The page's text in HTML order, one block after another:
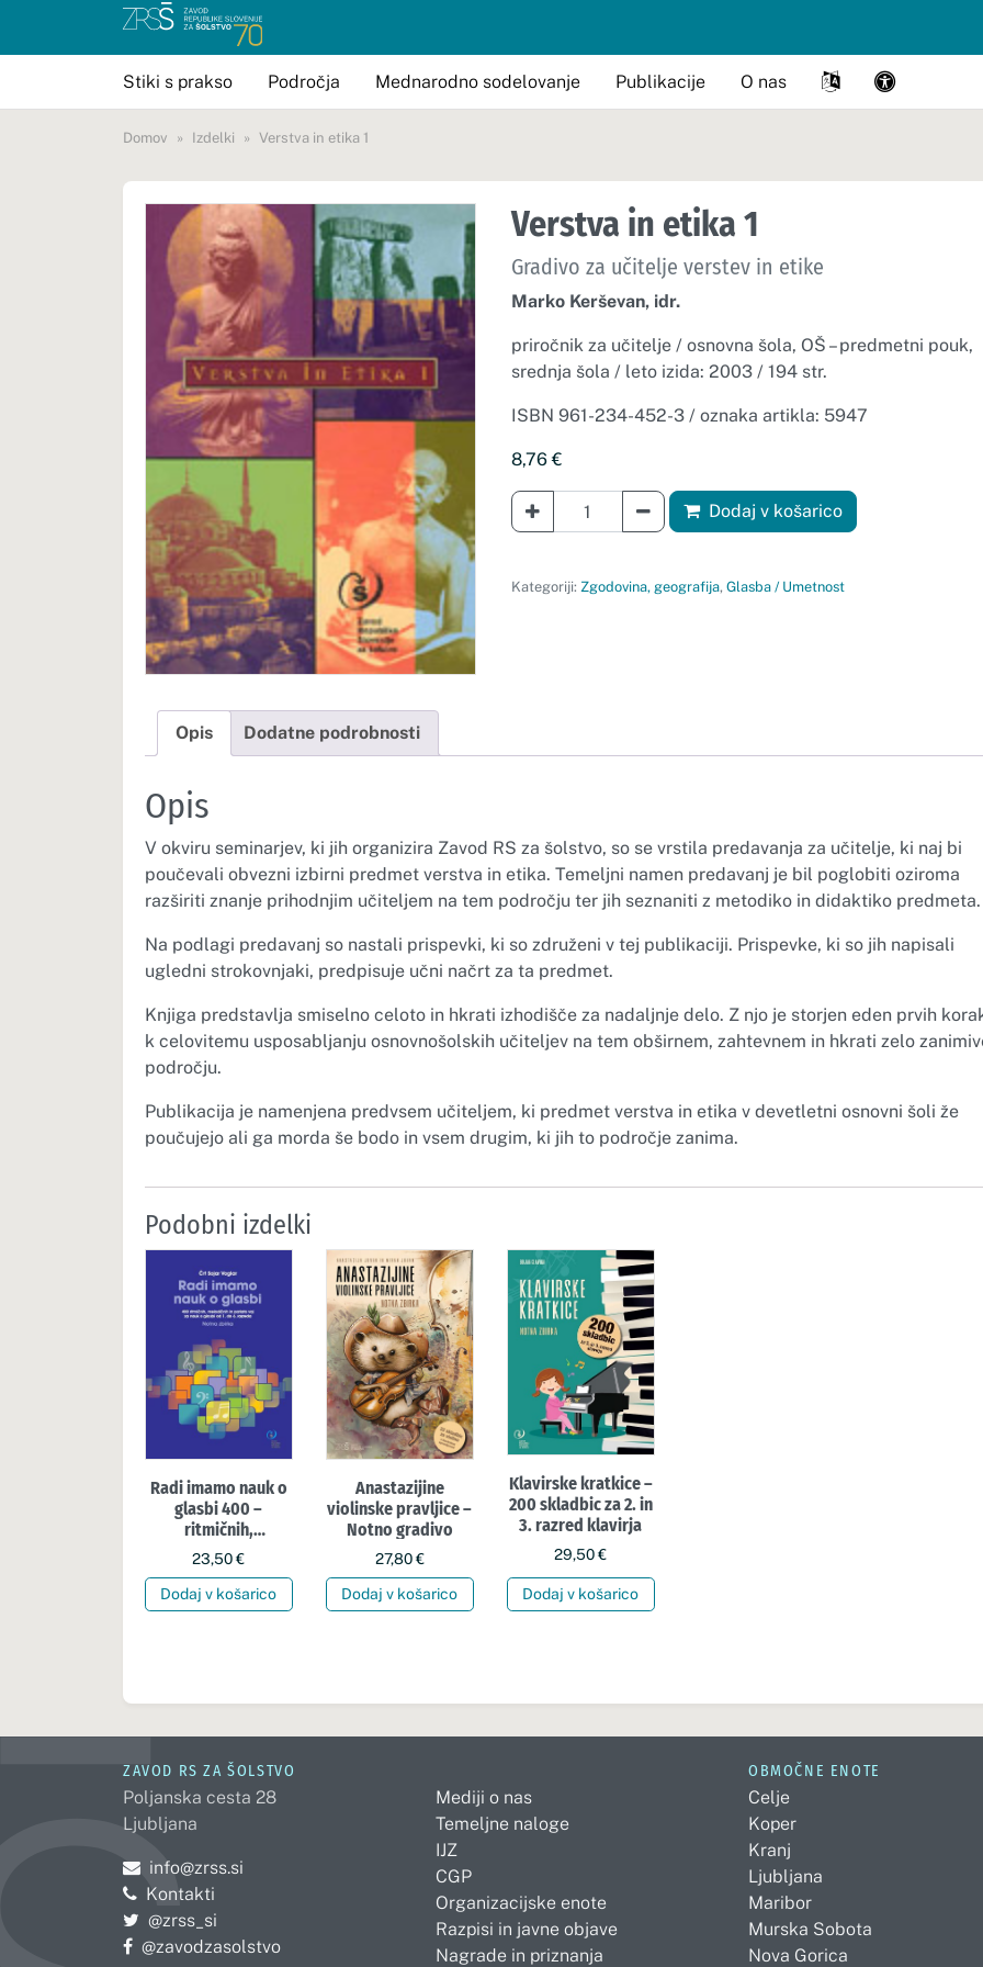
Stiki s prakso Področja Mednarodno sodelovanje Publikacije O nas
Domov Izdelki Verstva in etika 1
Verstva in etika 1
Gradivo za učitelje verstev in etike
Marko Kerševan, idr.
priročnik za učitelje / osnovna šola, OŠ – predmetni pouk,
srednja šola / leto izida: 2003 / 194 str.
ISBN 961-234-452-3 / oznaka artikla: 5947
8,76€
količina Verstva in etika 1Dodaj v košarico
Kategoriji: Zgodovina, geografija, Glasba / Umetnost
Opis Dodatne podrobnosti
Opis
V okviru seminarjev, ki jih organizira Zavod RS za šolstvo, so se vrstila predavanja za učitelje, ki naj bi
poučevali obvezni izbirni predmet verstva in etika. Temeljni namen predavanj je bil poglobiti oziroma
razširiti znanje prihodnjim učiteljem na tem področju ter jih seznaniti z metodiko in didaktiko predmeta.
Na podlagi predavanj so nastali prispevki, ki so združeni v tej publikaciji. Prispevke, ki so jih napisali
ugledni strokovnjaki, predpisuje učni načrt za ta predmet.
Knjiga predstavlja smiselno celoto in hkrati izhodišče za nadaljnje delo. Z njo je storjen eden prvih
k celovitemu usposabljanju osnovnošolskih učiteljev na tem obširnem, zahtevnem in hkrati zelo
področju.
Publikacija je namenjena predvsem učiteljem, ki predmet verstva in etika v devetletni osnovni šoli že
poučujejo ali ga morda še bodo in vsem drugim, ki jih to področje zanima.
Podobni izdelki
Radi imamo nauk o
glasbi 400 –
ritmičnih,
melodičnih in
parlato vaj za nauk
o glasbi od 1. do 6.
razreda
23,50€
Dodaj v košarico
Anastazijine
violinske pravljice –
Notno gradivo
27,80€
Dodaj v košarico
Klavirske kratkice –
200 skladbic za 2. in
3. razred klavirja
29,50€
Dodaj v košarico
ZAVOD RS ZA ŠOLSTVO
Poljanska cesta 28
Ljubljana
Pošljite e-mail na
info@zrss.si
Kontakti
Pojdite na Twitter:
@zrss_si
Pojdite na Facebook:
@zavodzasolstvo
Mediji o nas
Temeljne naloge
IJZ
CGP
Organizacijske enote
Razpisi in javne objave
Nagrade in priznanja
OBMOČNE ENOTE
Celje
Koper
Kranj
Ljubljana
Maribor
Murska Sobota
Nova Gorica